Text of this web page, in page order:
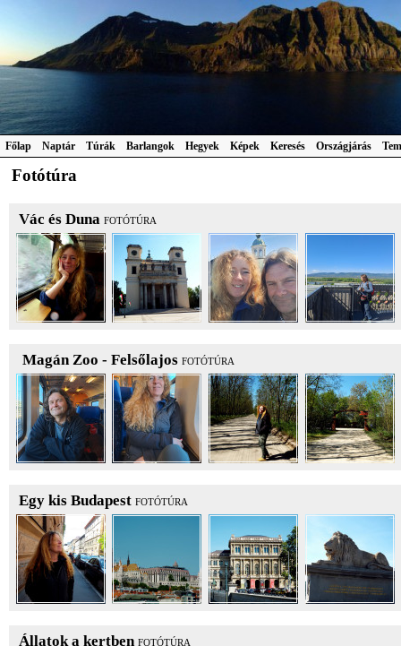
Főlap Naptár Túrák Barlangok Hegyek Képek Keresés Országjárás
Fotótúra
Vác és Duna FOTÓTÚRA
Magán Zoo - Felsőlajos FOTÓTÚRA
Egy kis Budapest FOTÓTÚRA
Állatok a kertben FOTÓTÚRA